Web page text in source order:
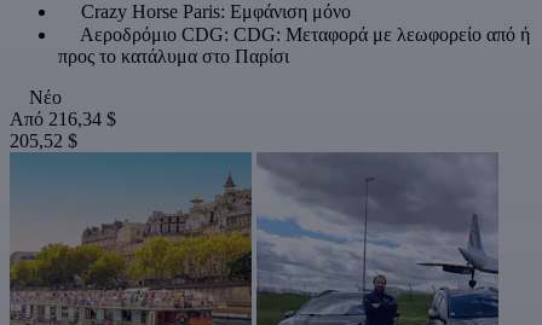
Crazy Horse Paris: Εμφάνιση μόνο
Αεροδρόμιο CDG: CDG: Μεταφορά με λεωφορείο από ή
προς το κατάλυμα στο Παρίσι
Νέο
Από 216,34 $
205,52 $